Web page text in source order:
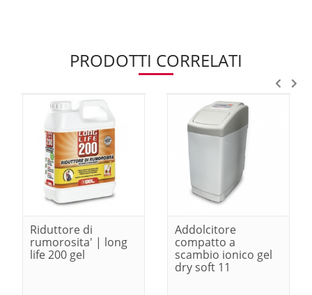
PRODOTTI CORRELATI
Riduttore di
rumorosita' | long
life 200 gel
Addolcitore
compatto a
scambio ionico gel
dry soft 11